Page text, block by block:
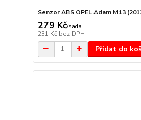
Senzor ABS OPEL Adam M13
279 Kč/sada
231 Kč bez DPH
Přidat do